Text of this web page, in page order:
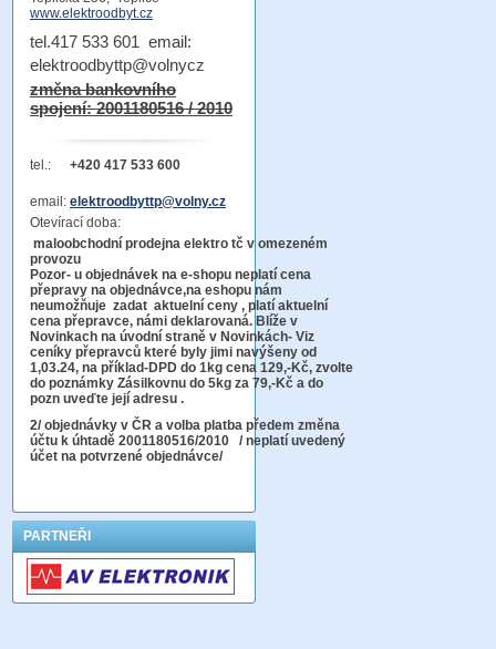
www.elektroodbyt.cz
tel.417 533 601 email:
elektroodbyttp@volnycz
změna bankovního
spojení: 2001180516 / 2010
tel.: +420 417 533 600
email: elektroodbyttp@volny.cz
Otevírací doba:
maloobchodní prodejna elektro tč v omezeném
provozu
Pozor- u objednávek na e-shopu neplatí cena
přepravy na objednávce,na eshopu nám
neumožňuje zadat aktuelní ceny , platí aktuelní
cena přepravce, námi deklarovaná. Blíže v
Novinkach na úvodní straně v Novinkách- Viz
ceníky přepravců které byly jimi navýšeny od
1,03.24, na příklad-DPD do 1kg cena 129,-Kč, zvolte
do poznámky Zásilkovnu do 5kg za 79,-Kč a do
pozn uveďte její adresu .
2/ objednávky v ČR a volba platba předem změna
účtu k úhtadě 2001180516/2010 / neplatí uvedený
účet na potvrzené objednávce/
PARTNEŘI